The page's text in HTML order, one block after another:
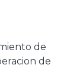
de
de